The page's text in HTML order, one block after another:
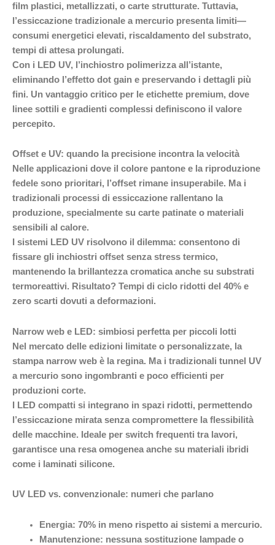
film plastici, metallizzati, o carte strutturate. Tuttavia,
l’essiccazione tradizionale a mercurio presenta limiti—
consumi energetici elevati, riscaldamento del substrato,
tempi di attesa prolungati.
Con i LED UV, l’inchiostro polimerizza all’istante,
eliminando l’effetto dot gain e preservando i dettagli più
fini. Un vantaggio critico per le etichette premium, dove
linee sottili e gradienti complessi definiscono il valore
percepito.
Offset e UV: quando la precisione incontra la velocità
Nelle applicazioni dove il colore pantone e la riproduzione
fedele sono prioritari, l’offset rimane insuperabile. Ma i
tradizionali processi di essiccazione rallentano la
produzione, specialmente su carte patinate o materiali
sensibili al calore.
I sistemi LED UV risolvono il dilemma: consentono di
fissare gli inchiostri offset senza stress termico,
mantenendo la brillantezza cromatica anche su substrati
termoreattivi. Risultato? Tempi di ciclo ridotti del 40% e
zero scarti dovuti a deformazioni.
Narrow web e LED: simbiosi perfetta per piccoli lotti
Nel mercato delle edizioni limitate o personalizzate, la
stampa narrow web è la regina. Ma i tradizionali tunnel UV
a mercurio sono ingombranti e poco efficienti per
produzioni corte.
I LED compatti si integrano in spazi ridotti, permettendo
l’essiccazione mirata senza compromettere la flessibilità
delle macchine. Ideale per switch frequenti tra lavori,
garantisce una resa omogenea anche su materiali ibridi
come i laminati silicone.
UV LED vs. convenzionale: numeri che parlano
Energia: 70% in meno rispetto ai sistemi a mercurio.
Manutenzione: nessuna sostituzione lampade o